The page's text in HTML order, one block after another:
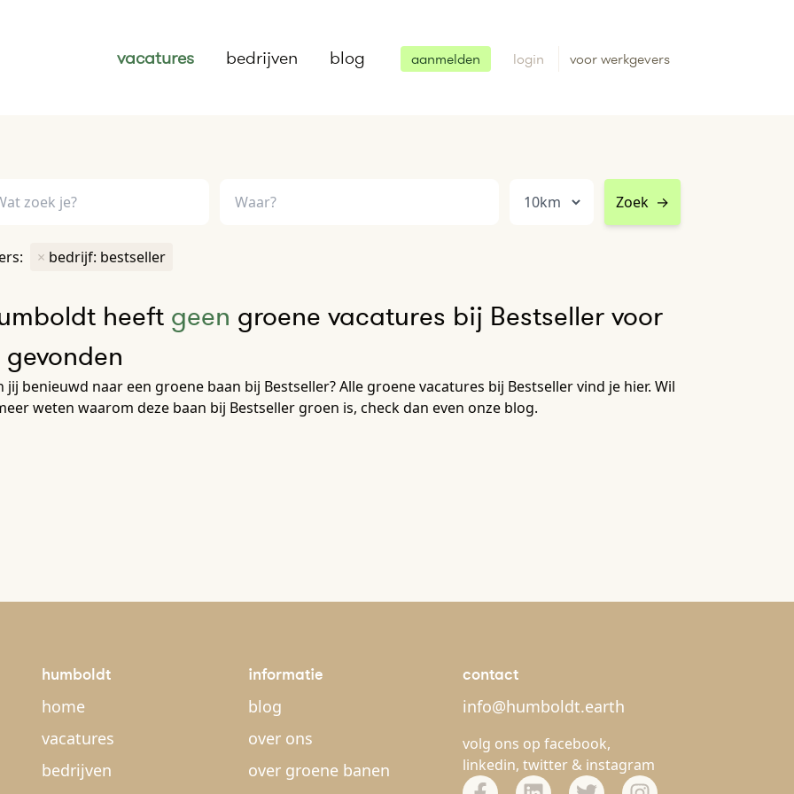
vacatures bedrijven blog aanmelden login voor werkgevers
Zoek →
× bedrijf: bestseller
heeft geen groene vacatures bij Bestseller voor
gevonden
jij benieuwd naar een groene baan bij Bestseller? Alle groene vacatures bij Bestseller vind je hier. Wil
weten waarom deze baan bij Bestseller groen is, check dan even onze blog.
humboldt
home
vacatures
bedrijven
informatie
blog
over ons
over groene banen
contact
info@humboldt.earth
volg ons op facebook,
linkedin, twitter & instagram